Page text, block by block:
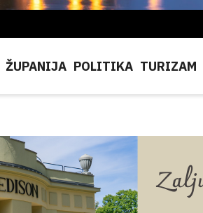
ŽUPANIJA POLITIKA TURIZAM